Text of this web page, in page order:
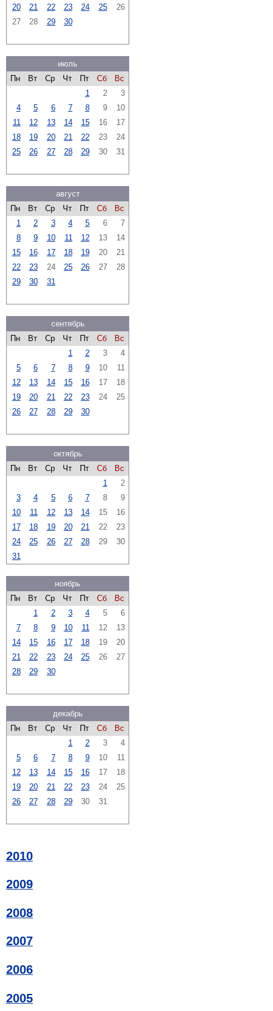
20
21 22 23 24 25
26
27
28 29 30
июль
Пн
Вт Ср Чт Пт Сб
Вс
1
2
3
4
5 6 7 8 9
10
11
12 13 14 15 16
17
18
19 20 21 22 23
24
25
26 27 28 29 30 31
август
Пн
Вт Ср Чт Пт Сб
Вс
1
2 3 4 5 6
7
8
9 10 11 12 13
14
15
16 17 18 19 20
21
22
23 24 25 26 27
28
29
30 31
сентябрь
Пн
Вт Ср Чт Пт Сб
Вс
1
2 3
4
5
6 7 8 9 10
11
12
13 14 15 16 17
18
19
20 21 22 23 24
25
26
27 28 29 30
октябрь
Пн
Вт Ср Чт Пт Сб
Вс
1
2
3
4 5 6 7 8
9
10
11 12 13 14 15
16
17
18 19 20 21 22
23
24
25 26 27 28 29
30
31
ноябрь
Пн
Вт Ср Чт Пт Сб
Вс
1
2 3 4 5
6
7
8 9 10 11 12
13
14
15 16 17 18 19
20
21
22 23 24 25 26
27
28
29 30
декабрь
Пн
Вт Ср Чт Пт Сб
Вс
1
2 3
4
5
6 7 8 9 10
11
12
13 14 15 16 17
18
19
20 21 22 23 24
25
26
27 28 29 30 31
2010
2009
2008
2007
2006
2005